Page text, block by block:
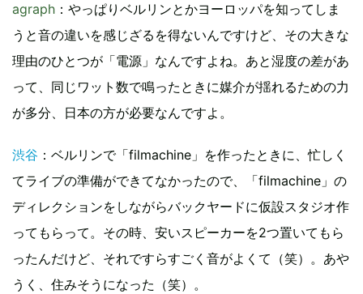
agraph ：やっぱりベルリンとかヨーロッパを知ってしま
うと音の違いを感じざるを得ないんですけど、その大きな
理由のひとつが「電源」なんですよね。あと湿度の差があ
って、同じワット数で鳴ったときに媒介が揺れるための力
が多分、日本の方が必要なんですよ。
渋谷 ：ベルリンで「filmachine」を作ったときに、忙しく
てライブの準備ができてなかったので、「filmachine」の
ディレクションをしながらバックヤードに仮設スタジオ作
ってもらって。その時、安いスピーカーを2つ置いてもら
ったんだけど、それですらすごく音がよくて（笑）。あや
うく、住みそうになった（笑）。